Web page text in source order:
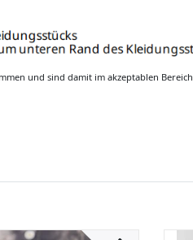
und sind damit im akzeptablen Bereich